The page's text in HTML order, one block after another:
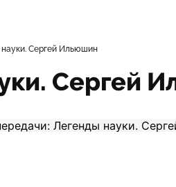
Сергей Ильюшин
Сергей